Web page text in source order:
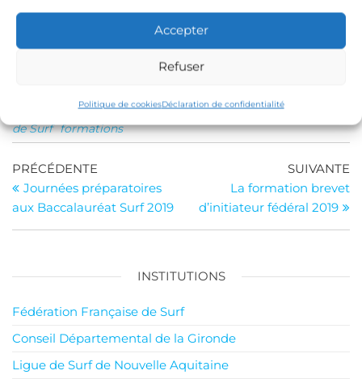
Accepter
Refuser
Politique de cookiesDéclaration de confidentialité
L’équipe du Comité Surf Gironde.
Comité Surf Gironde Fédération Française
de Surf formations
Navigation
de
l’article
Article
précédent
PRÉCÉDENTE
Journées préparatoires
aux Baccalauréat Surf 2019
SUIVANTE
La formation brevet
d’initiateur fédéral 2019
INSTITUTIONS
Fédération Française de Surf
Conseil Départemental de la Gironde
Ligue de Surf de Nouvelle Aquitaine